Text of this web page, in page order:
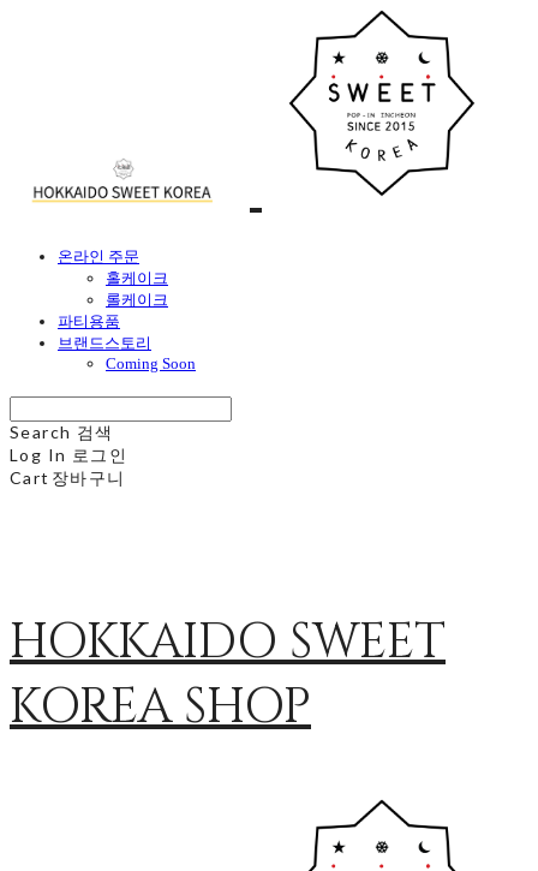
온라인 주문
홀케이크
롤케이크
파티용품
브랜드스토리
Coming Soon
Search 검색
Log In 로그인
Cart 장바구니
HOKKAIDO SWEET
KOREA SHOP